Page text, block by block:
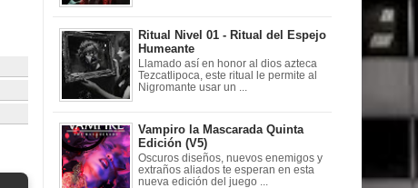
Ritual Nivel 01 - Ritual del Espejo
Humeante
Llamado así en honor al dios azteca
Tezcatlipoca, este ritual le permite al
Nigromante usar un ...
Vampiro la Mascarada Quinta
Edición (V5)
Oscuros diseños, nuevos enemigos y
extraños aliados te esperan en esta
nueva edición del juego ...